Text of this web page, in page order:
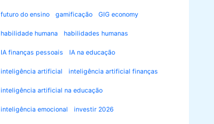
futuro do ensino gamificação GIG economy
habilidade humana habilidades humanas
IA finanças pessoais IA na educação
inteligência artificial inteligência artificial finanças
inteligência artificial na educação
inteligência emocional investir 2026